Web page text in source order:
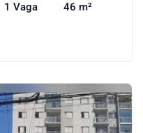
1 Vaga 46 m²